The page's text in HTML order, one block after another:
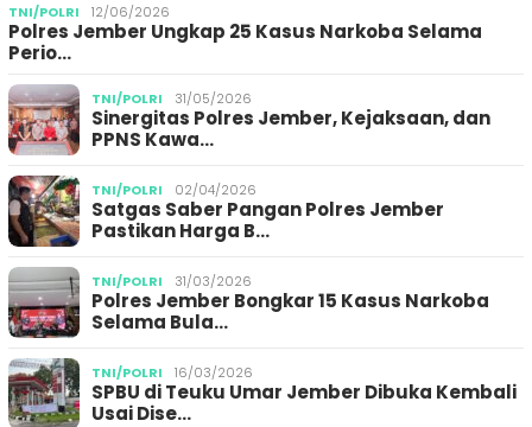
TNI/POLRI 12/06/2026
Polres Jember Ungkap 25 Kasus Narkoba Selama
Perio…
TNI/POLRI 31/05/2026
Sinergitas Polres Jember, Kejaksaan, dan
PPNS Kawa…
TNI/POLRI 02/04/2026
Satgas Saber Pangan Polres Jember
Pastikan Harga B…
TNI/POLRI 31/03/2026
Polres Jember Bongkar 15 Kasus Narkoba
Selama Bula…
TNI/POLRI 16/03/2026
SPBU di Teuku Umar Jember Dibuka Kembali
Usai Dise…